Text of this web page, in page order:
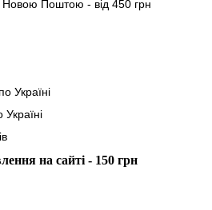
Новою Поштою - від 450 грн
Україні
на сайті - 150 грн